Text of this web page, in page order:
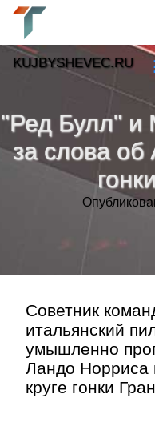
"Ред Булл" и
за слова об
Советник
итальянский
умышленно
Ландо Норриса
круге гонки
KUJBYSHEVEC.RU
Новости»
Тренды новостей »
Рубрики»
Контакт»